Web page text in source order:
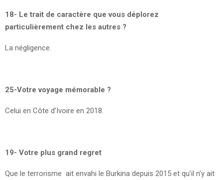
18- Le trait de caractère que vous déplorez
particulièrement chez les autres ?
La négligence.
25-Votre voyage mémorable ?
Celui en Côte d’Ivoire en 2018.
19- Votre plus grand regret
Que le terrorisme ait envahi le Burkina depuis 2015 et qu’il n’y ait